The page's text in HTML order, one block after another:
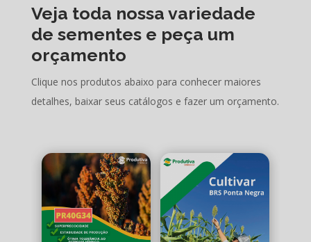
Veja toda nossa variedade
de sementes e peça um
orçamento
Clique nos produtos abaixo para conhecer maiores
detalhes, baixar seus catálogos e fazer um orçamento.